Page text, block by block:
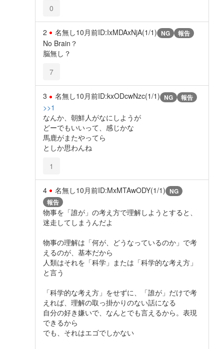
0
2 名無し10月前ID:IxMDAxNjA(1/1) NG 報告
No Brain？
脳無し？
7
3 名無し10月前ID:kxODcwNzc(1/1) NG 報告
>>1
なんか、朝鮮人がなにしようが
どーでもいいって、感じかな
馬鹿がまたやってら
としか思わんね
1
4 名無し10月前ID:MxMTAwODY(1/1) NG
報告
物事を「誰が」の考え方で理解しようとすると、
迷走してしまうんだよ
物事の理解は「何が、どうなっているのか」で考
えるのが、基本だから
人類はそれを「科学」または「科学的な考え方」
と言う
「科学的な考え方」をせずに、「誰が」だけで考
えれば、理解の取っ掛かりのない話になる
自分の好き嫌いで、なんとでも言えるから。表現
できるから
でも、それはエゴでしかない